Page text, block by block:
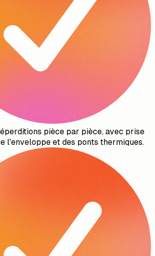
pièce par pièce, avec prise
l'enveloppe et des ponts thermiques.